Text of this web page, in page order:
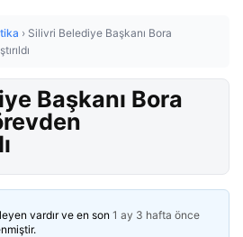
› Silivri Belediye Başkanı Bora
Başkanı Bora
vardır ve en son 1 ay 3 hafta önce